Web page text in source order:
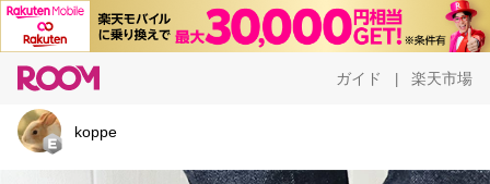
ガイド 楽天市場
koppe